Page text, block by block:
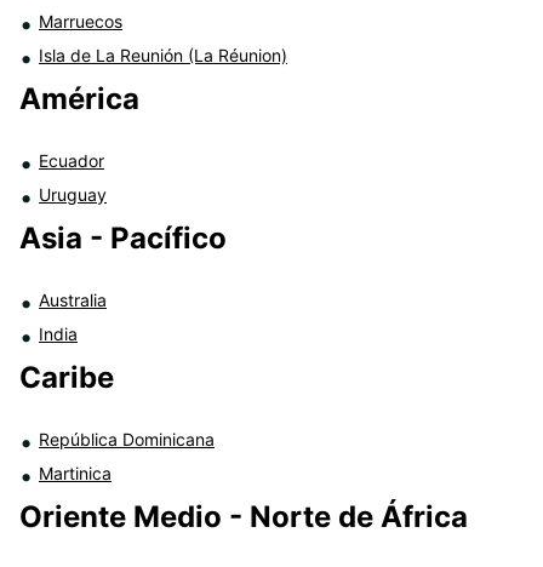
Marruecos
Isla de La Reunión (La Réunion)
América
Ecuador
Uruguay
Asia - Pacífico
Australia
India
Caribe
República Dominicana
Martinica
Oriente Medio - Norte de África